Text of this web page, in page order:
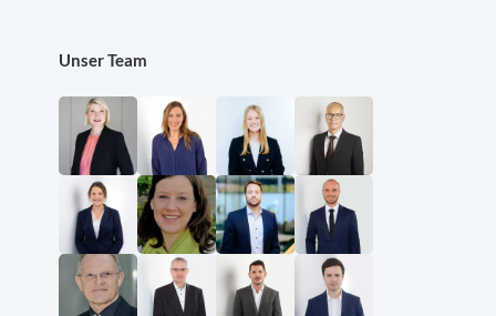
Unser Team